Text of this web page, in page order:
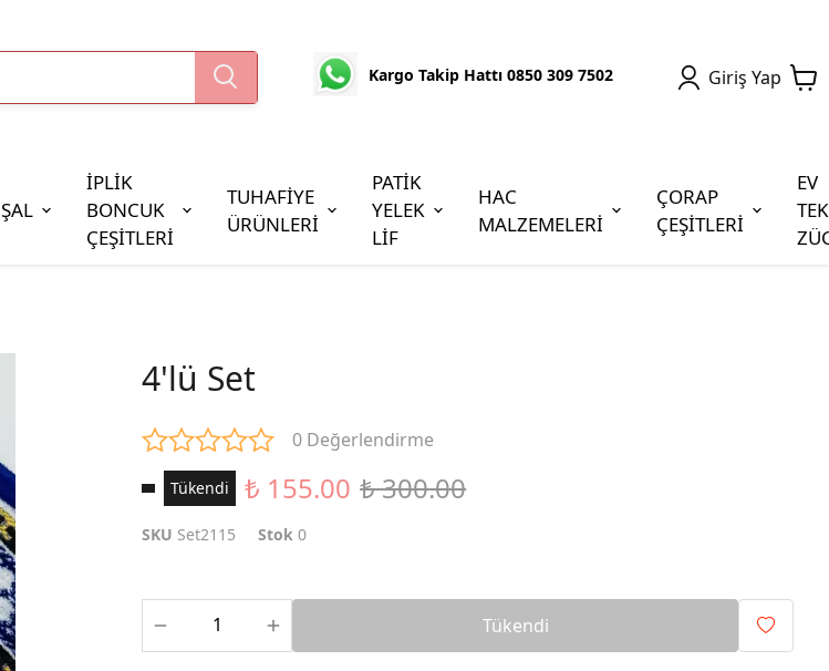
Kargo Takip Hattı 0850 309 7502 Giriş Yap
ŞAL
İPLİK
BONCUK
ÇEŞİTLERİ
Cezaevi Boncuğu
TUHAFİYE
ÜRÜNLERİ
PATİK
YELEK
LİF
HAC
MALZEMELERİ
ÇORAP
ÇEŞİTLERİ
EV
4'lü Set
0 Değerlendirme
Tükendi ₺ 155.00 ₺ 300.00
SKU Set2115 Stok 0
Tükendi